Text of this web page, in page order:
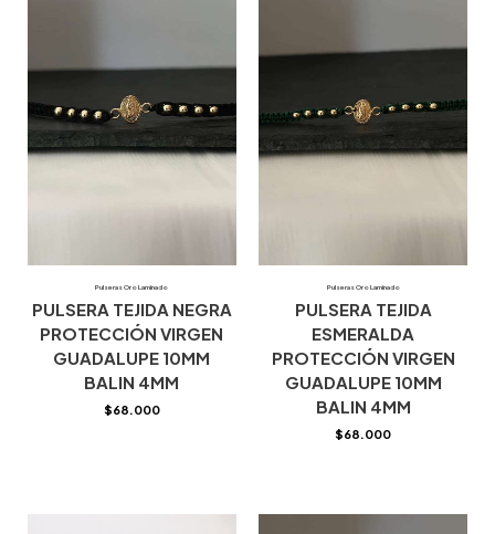
Pulseras Oro Laminado
PULSERA TEJIDA NEGRA
PROTECCIÓN VIRGEN
GUADALUPE 10MM
BALIN 4MM
$68.000
Pulseras Oro Laminado
PULSERA TEJIDA
ESMERALDA
PROTECCIÓN VIRGEN
GUADALUPE 10MM
BALIN 4MM
$68.000